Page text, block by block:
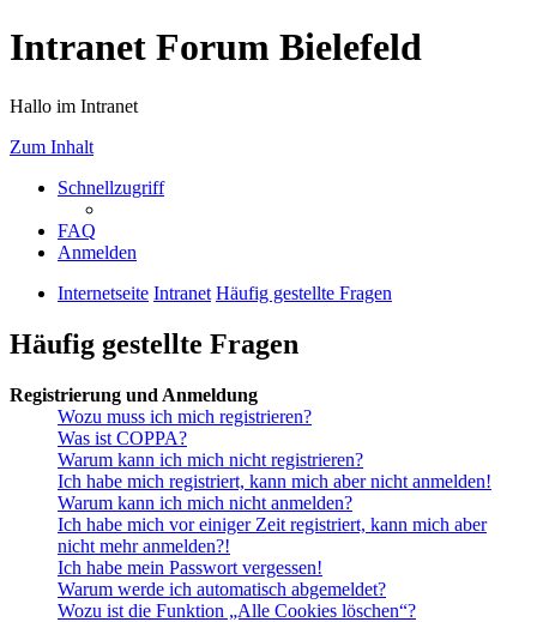
Intranet Forum Bielefeld
Hallo im Intranet
Zum Inhalt
Schnellzugriff
FAQ
Anmelden
Internetseite Intranet Häufig gestellte Fragen
Häufig gestellte Fragen
Registrierung und Anmeldung
Wozu muss ich mich registrieren?
Was ist COPPA?
Warum kann ich mich nicht registrieren?
Ich habe mich registriert, kann mich aber nicht anmelden!
Warum kann ich mich nicht anmelden?
Ich habe mich vor einiger Zeit registriert, kann mich aber
nicht mehr anmelden?!
Ich habe mein Passwort vergessen!
Warum werde ich automatisch abgemeldet?
Wozu ist die Funktion „Alle Cookies löschen“?